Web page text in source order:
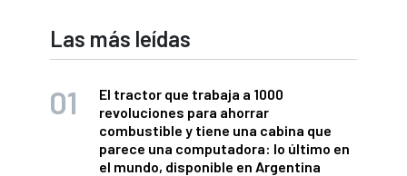
Las más leídas
El tractor que trabaja a 1000
revoluciones para ahorrar
combustible y tiene una cabina que
parece una computadora: lo último en
el mundo, disponible en Argentina